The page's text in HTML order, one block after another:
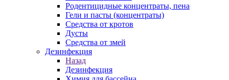
Родентицидные концентраты, пена
Гели и пасты (концентраты)
Средства от кротов
Дусты
Средства от змей
Дезинфекция
Назад
Дезинфекция